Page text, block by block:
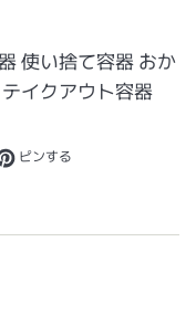
使い捨て容器 おか
イクアウト容器
るに投稿する
ピンするPinterestでピンする